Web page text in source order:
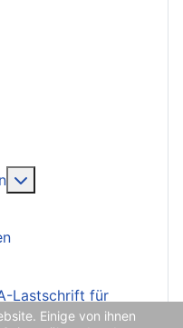
Lastschrift für
Einige von ihnen